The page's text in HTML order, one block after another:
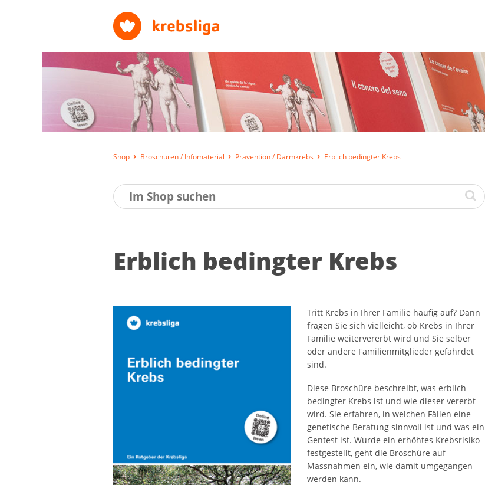
Shop Broschüren / Infomaterial Prävention / Darmkrebs Erblich bedingter Krebs
Erb­lich be­ding­ter Krebs
Tritt Krebs in Ihrer Familie häufig auf? Dann
fragen Sie sich vielleicht, ob Krebs in Ihrer
Familie weitervererbt wird und Sie selber
oder andere Familienmitglieder gefährdet
sind.
Diese Broschüre beschreibt, was erblich
bedingter Krebs ist und wie dieser vererbt
wird. Sie erfahren, in welchen Fällen eine
genetische Beratung sinnvoll ist und was ein
Gentest ist. Wurde ein erhöhtes Krebsrisiko
festgestellt, geht die Broschüre auf
Massnahmen ein, wie damit umgegangen
werden kann.